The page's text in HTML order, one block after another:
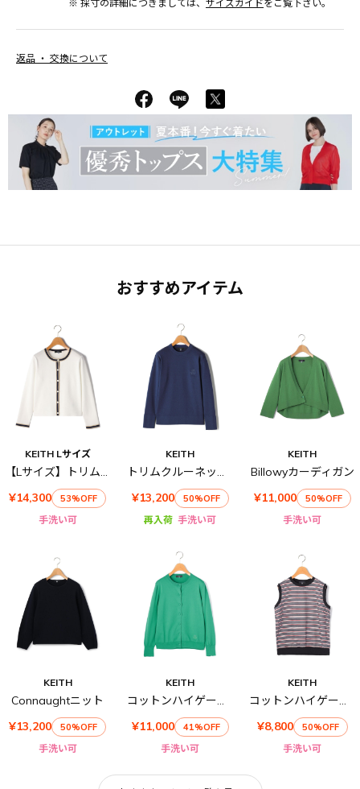
※ 採寸の詳細につきましては、 サイズガイドをご覧下さい。
返品 ・ 交換について
おすすめアイテム
KEITH Lサイズ
【Lサイズ】トリムニットニットカーディガン
¥14,300
53%OFF
手洗い可
KEITH
トリムクルーネックニット
¥13,200
50%OFF
再入荷 手洗い可
KEITH
Billowyカーディガン
¥11,000
50%OFF
手洗い可
KEITH
Connaughtニット
¥13,200
50%OFF
手洗い可
KEITH
コットンハイゲージニットカーディガン
¥11,000
41%OFF
手洗い可
KEITH
コットンハイゲージニットベスト
¥8,800
50%OFF
手洗い可